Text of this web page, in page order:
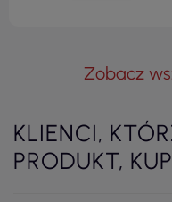
Zobacz
KLIENCI,
PRODUKT,